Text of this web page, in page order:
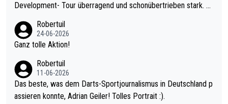
Development- Tour überragend und schonübertrieben stark. U
mal 40+ erst recht. Da gewinnst keinen Blumentopf - ist ja noc
h krasser wie ein Pokalspiel eines Kreisligisten vs einem Bund
Robertuil
24-06-2026
Ganz tolle Aktion!
Robertuil
11-06-2026
Das beste, was dem Darts-Sportjournalismus in Deutschland p
assieren konnte, Adrian Geiler! Tolles Portrait :).